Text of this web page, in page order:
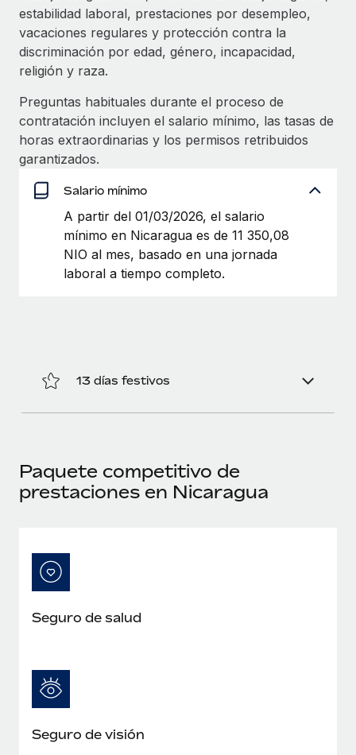
Cumplimiento normativo
Adelántate a los riesgos de cumplimiento
normativo.
Proporciona dispositivos tecnológicos y contrólalos
en todo el mundo.
Apertura de entidades
Abre entidades conforme a la legalidad enseguida.
Movilidad y reubicación
Reubica a los empleados con facilidad.
Prestaciones
Contractor Management
Explora el blog
BLOG
Novedades de producto de Remote:
Integraciones con Gusto y Xero y Contractor
Management Plus
La misión de Remote sigue siendo ayudar a empresas de
todos los tamaños a contratar, gestionar y...
Gestionar las nóminas internamente es complicado. Tardas
estabilidad laboral, prestaciones por desempleo,
vacaciones regulares y protección contra la
discriminación por edad, género, incapacidad,
religión y raza.
Preguntas habituales durante el proceso de
contratación incluyen el salario mínimo, las tasas de
horas extraordinarias y los permisos retribuidos
garantizados.
Salario mínimo
A partir del 01/03/2026, el salario
mínimo en Nicaragua es de 11 350,08
NIO al mes, basado en una jornada
laboral a tiempo completo.
13 días festivos
Paquete competitivo de
prestaciones en Nicaragua
Seguro de salud
Seguro de visión